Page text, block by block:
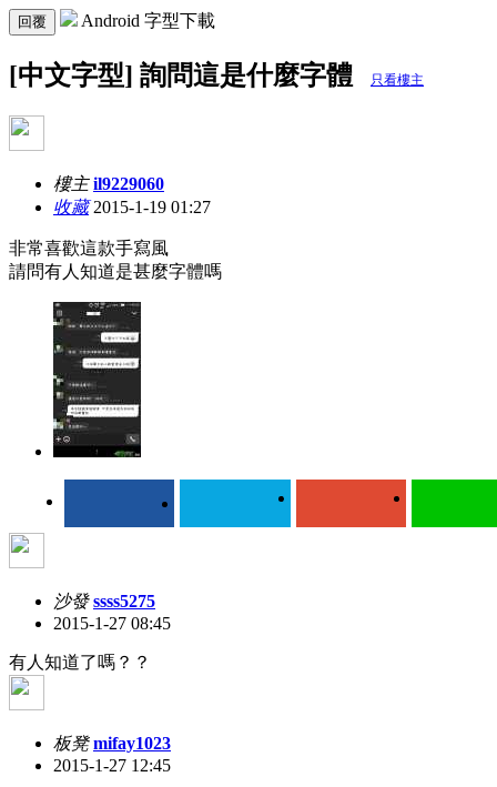
回覆 Android 字型下載
[中文字型] 詢問這是什麼字體 只看樓主
樓主 il9229060
收藏2015-1-19 01:27
非常喜歡這款手寫風
請問有人知道是甚麼字體嗎
沙發 ssss5275
2015-1-27 08:45
有人知道了嗎？？
板凳 mifay1023
2015-1-27 12:45